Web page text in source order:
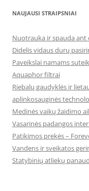
NAUJAUSI STRAIPSNIAI
Nuotrauka ir spauda
Didelis vidaus durų
Paveikslai namams
Aquaphor filtrai
Riebalų gaudyklės ir
aplinkosauginės
Medinės vaikų žaidimo
Vasarinės padangos
Patikimos prekės –
Vandens ir sveikatos
Statybinių atliekų